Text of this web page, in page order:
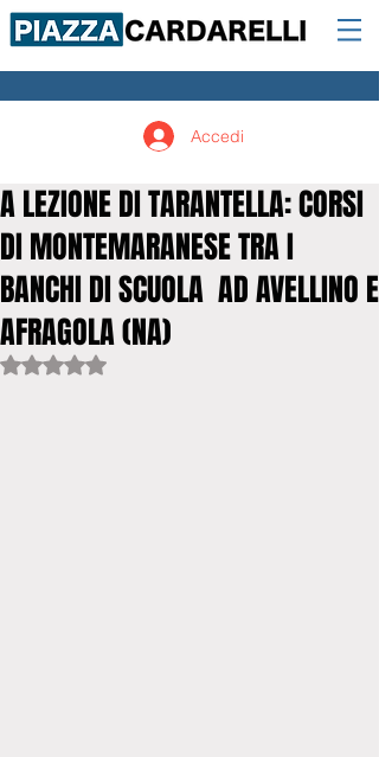
Accedi
A LEZIONE DI TARANTELLA: CORSI
DI MONTEMARANESE TRA I
BANCHI DI SCUOLA AD AVELLINO E
AFRAGOLA (NA)
Valutazione NaN stelle su 5.